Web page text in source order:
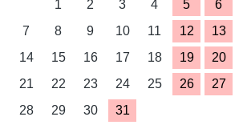
1
2 3 4 5
6
7
8 9 10 11 12
13
14
15 16 17 18 19
20
21
22 23 24 25 26
27
28
29 30 31